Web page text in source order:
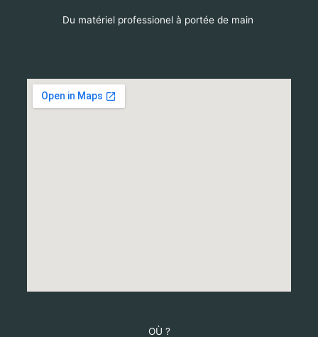
Du matériel professionel à portée de main
OÙ ?